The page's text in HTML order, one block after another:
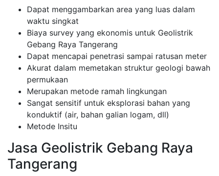
Dapat menggambarkan area yang luas dalam
waktu singkat
Biaya survey yang ekonomis untuk Geolistrik
Gebang Raya Tangerang
Dapat mencapai penetrasi sampai ratusan meter
Akurat dalam memetakan struktur geologi bawah
permukaan
Merupakan metode ramah lingkungan
Sangat sensitif untuk eksplorasi bahan yang
konduktif (air, bahan galian logam, dll)
Metode Insitu
Jasa Geolistrik Gebang Raya
Tangerang